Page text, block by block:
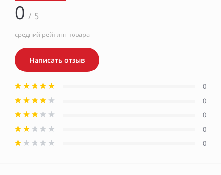
0 / 5
средний рейтинг товара
Написать отзыв
0
0
0
0
0